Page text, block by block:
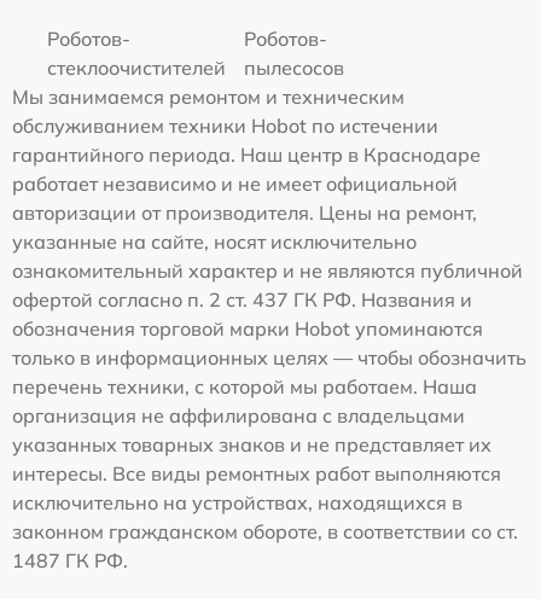
Роботов-
стеклоочистителей
Роботов-
пылесосов
Мы занимаемся ремонтом и техническим
обслуживанием техники Hobot по истечении
гарантийного периода. Наш центр в Краснодаре
работает независимо и не имеет официальной
авторизации от производителя. Цены на ремонт,
указанные на сайте, носят исключительно
ознакомительный характер и не являются публичной
офертой согласно п. 2 ст. 437 ГК РФ. Названия и
обозначения торговой марки Hobot упоминаются
только в информационных целях — чтобы обозначить
перечень техники, с которой мы работаем. Наша
организация не аффилирована с владельцами
указанных товарных знаков и не представляет их
интересы. Все виды ремонтных работ выполняются
исключительно на устройствах, находящихся в
законном гражданском обороте, в соответствии со ст.
1487 ГК РФ.